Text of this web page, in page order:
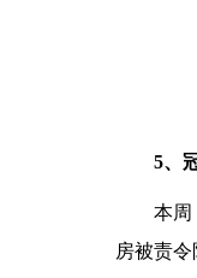
5、
本周
房被责